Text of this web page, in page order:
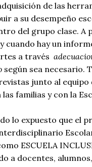
de las
a su desempeño
del grupo clase. A
cuando hay un
a través
según sea necesario.
junto al
familias y con la
lo expuesto que el
ESCUELA
a docentes,